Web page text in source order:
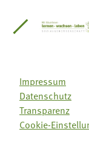
Südtirol
Impressum
Datenschutz
Transparenz
Cookie-